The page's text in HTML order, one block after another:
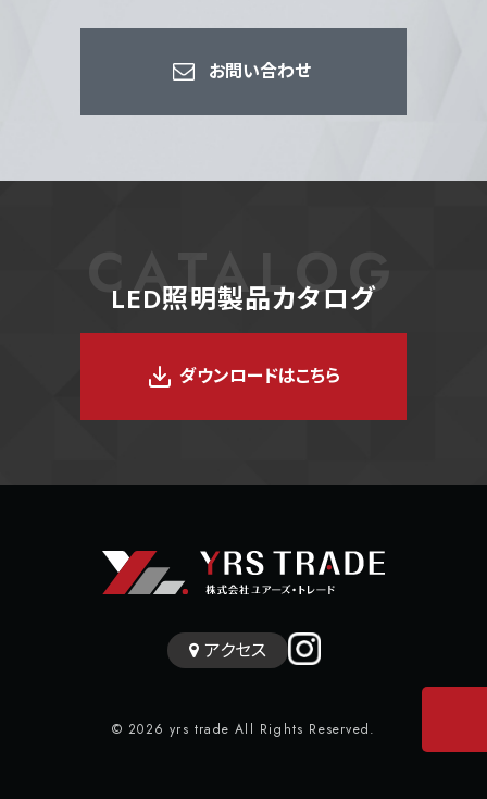
お問い合わせ
CATALOG
LED照明製品カタログ
ダウンロードはこちら
アクセス
© 2026 yrs trade All Rights Reserved.